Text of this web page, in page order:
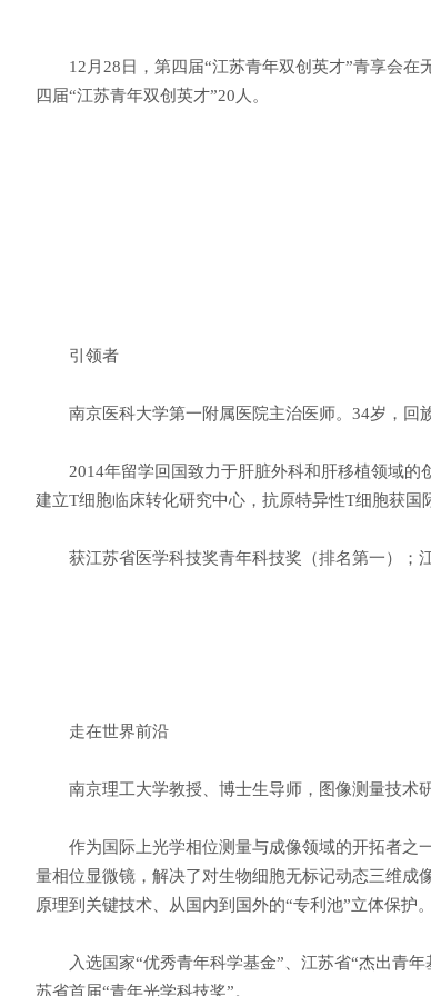
12月28日，第四届“江苏青年双创英才”青享会在
四届“江苏青年双创英才”20人。
引领者
南京医科大学第一附属医院主治医师。34岁，回族
2014年留学回国致力于肝脏外科和肝移植领域的创
建立T细胞临床转化研究中心，抗原特异性T细胞获国
获江苏省医学科技奖青年科技奖（排名第一）；江
走在世界前沿
南京理工大学教授、博士生导师，图像测量技术研
作为国际上光学相位测量与成像领域的开拓者之一
量相位显微镜，解决了对生物细胞无标记动态三维成
原理到关键技术、从国内到国外的“专利池”立体保护。
入选国家“优秀青年科学基金”、江苏省“杰出青年
苏省首届“青年光学科技奖”。